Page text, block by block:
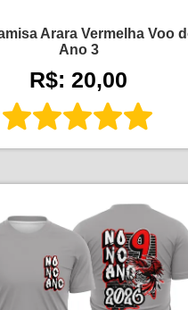
Arara Vermelha Voo
Ano 3
R$: 20,00